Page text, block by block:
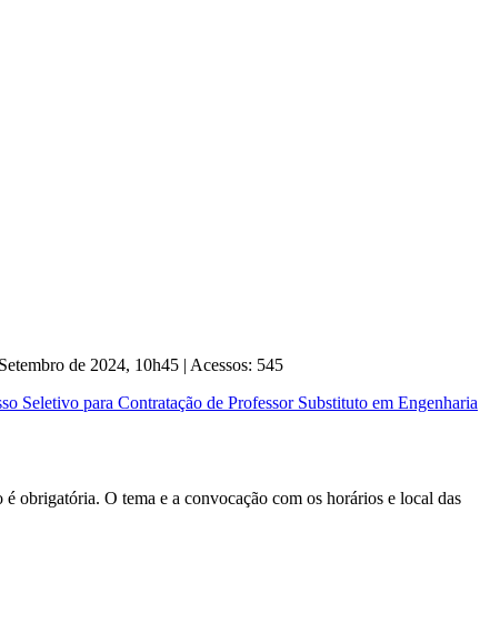
de 2024, 10h45 | Acessos: 545
Seletivo para Contratação de Professor Substituto em Engenharia
obrigatória. O tema e a convocação com os horários e local das